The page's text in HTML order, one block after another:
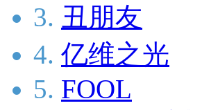
3. 丑朋友
4. 亿维之光
5. FOOL